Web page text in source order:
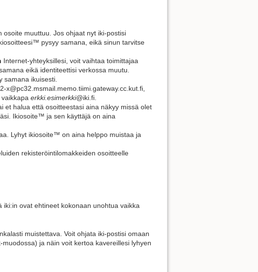
osoite muuttuu. Jos ohjaat nyt iki-postisi
pysyy samana, eikä sinun tarvitse
Internet-yhteyksillesi, voit vaihtaa toimittajaa
eikä identiteettisi verkossa muutu.
samana ikuisesti.
x@pc32.msmail.memo.tiimi.gateway.cc.kut.fi,
erkki.esimerkki@iki.fi.
et halua että osoitteestasi aina näkyy missä olet
Ikiosoite™ ja sen käyttäjä on aina
Lyhyt ikiosoite™ on aina helppo muistaa ja
rekisteröintilomakkeiden osoitteelle
ovat ehtineet kokonaan unohtua vaikka
muistettava. Voit ohjata iki-postisi omaan
ja näin voit kertoa kavereillesi lyhyen